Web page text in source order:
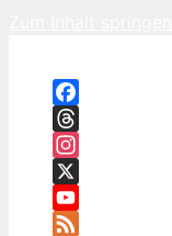
Facebook
Threads
Instagram
X
YouTube